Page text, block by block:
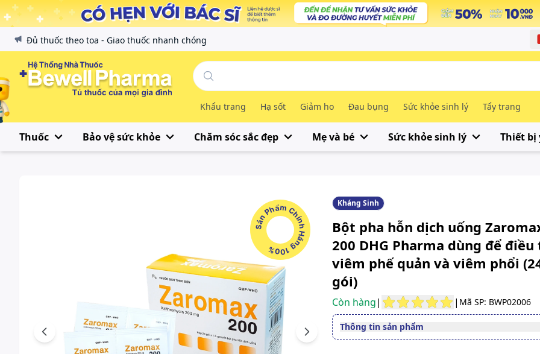
Đủ thuốc theo toa - Giao thuốc nhanh chóng
Khẩu trang Hạ sốt Giảm ho Đau bụng Sức khỏe sinh lý Tẩy trang
Thuốc Bảo vệ sức khỏe Chăm sóc sắc đẹp Mẹ và bé Sức khỏe sinh lý Thiết bị
Sản Phẩm Chính Hãng 100%
Previous Next
Kháng Sinh
Bột pha hỗn dịch uống
200 DHG Pharma dùng để
viêm phế quản và viêm phổi
gói)
Còn hàng| | Mã SP: BWP02006
Thông tin sản phẩm